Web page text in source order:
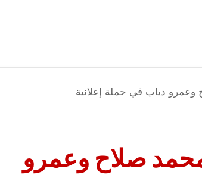
دياب في حملة إعلانية
صلاح وعمرو